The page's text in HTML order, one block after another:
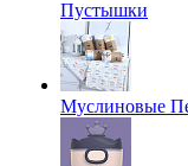
Пустышки
Муслиновые